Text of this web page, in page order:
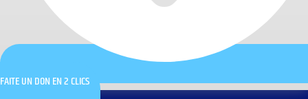
FAITE UN DON EN 2 CLICS